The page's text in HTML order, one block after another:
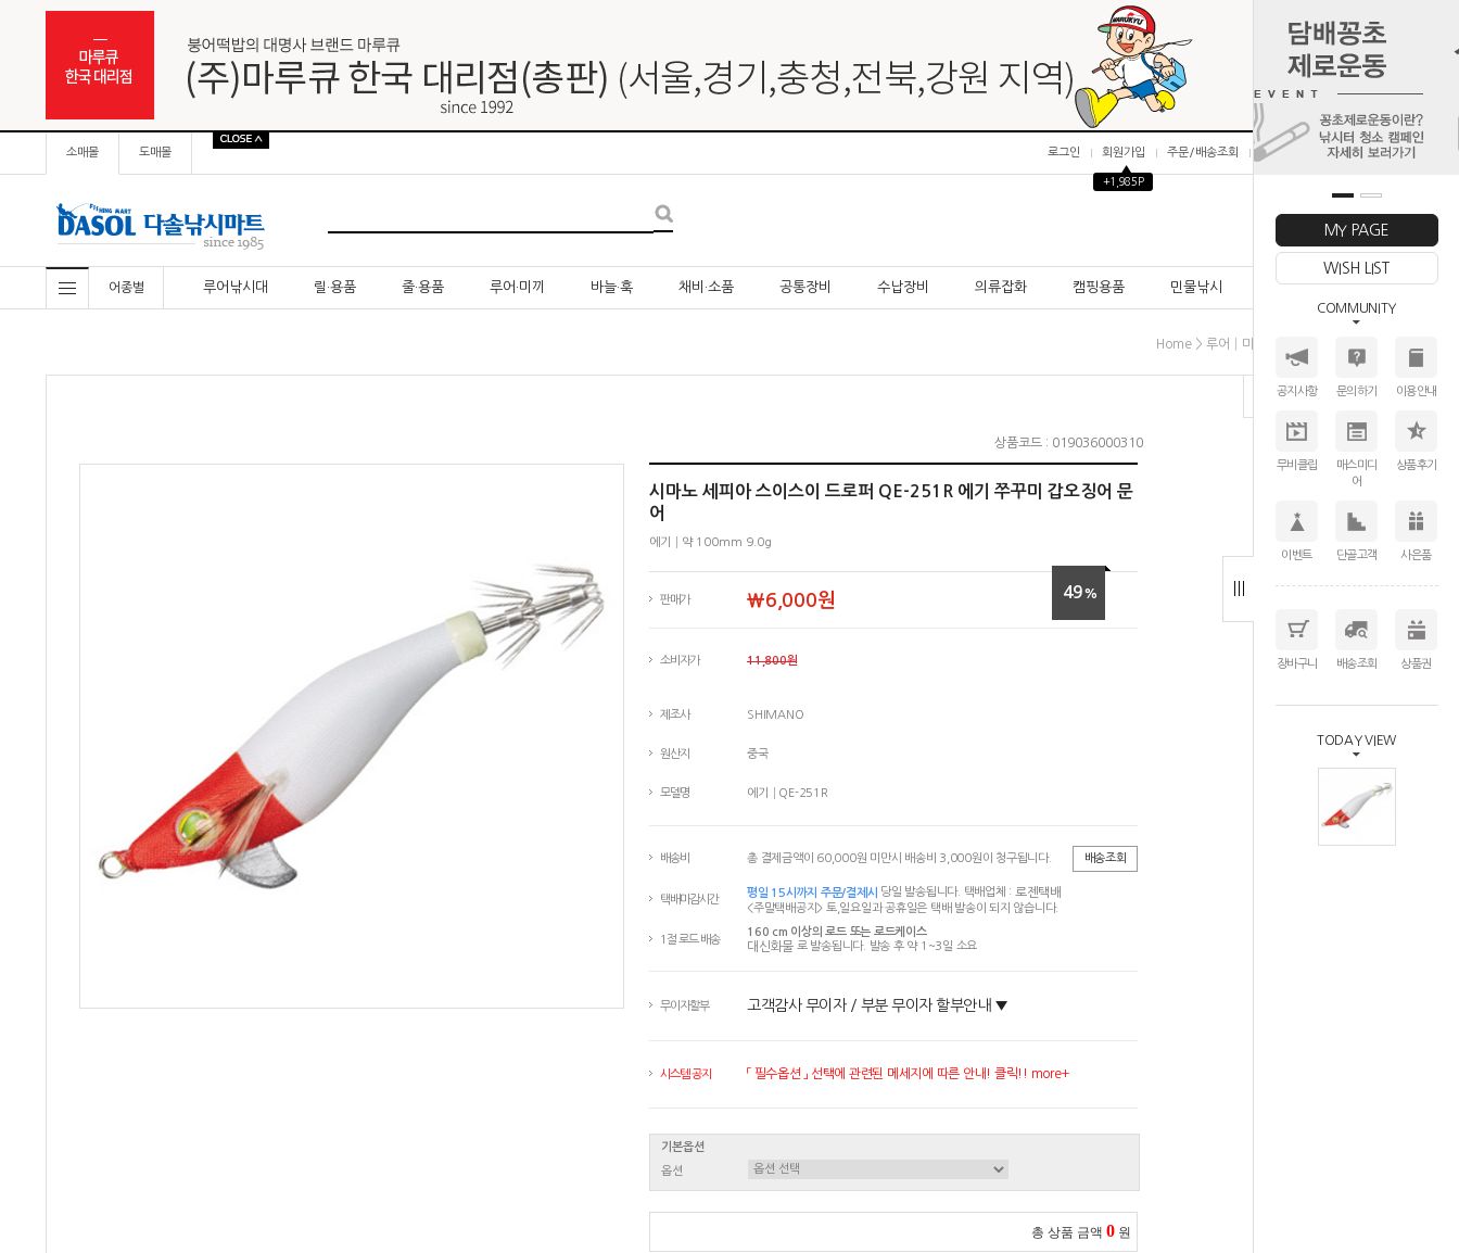
MY PAGE
WISH LIST
COMMUNITY
공지사항 문의하기 이용안내
무비클립
매스미디
어
상품후기
이벤트 단골고객 사은품
장바구니 배송조회 상품권
TODAY VIEW
소매몰 도매몰 로그인 회원가입
▲
+1,985P
주문/배송조회 마이페이지
어종별 루어낚시대 릴·용품 줄·용품 루어·미끼 바늘·훅 채비·소품 공통장비 수납장비 의류잡화 캠핑용품 민물낚시 바다낚시
Home > 루어│미끼
상품코드 : 019036000310
시마노 세피아 스이스이 드로퍼 QE-251R 에기 쭈꾸미 갑오징어 문
어
에기│약 100mm 9.0g
판매가 ￦6,000원 49%
소비자가 11,800원
제조사 SHIMANO
원산지 중국
모델명 에기│QE-251R
배송비 총 결제금액이 60,000원 미만시 배송비 3,000원이 청구됩니다. 배송조회
택배마감시간
평일 15시까지 주문/결제시 당일 발송됩니다. 택배업체 : 로젠택배
<주말택배공지> 토,일요일과 공휴일은 택배 발송이 되지 않습니다.
1절 로드 배송
160 cm 이상의 로드 또는 로드케이스
대신화물 로 발송됩니다. 발송 후 약 1~3일 소요
무이자할부 고객감사 무이자 / 부분 무이자 할부안내 ▼
시스템 공지 「 필수옵션 」 선택에 관련된 메세지에 따른 안내! 클릭!! more+
기본옵션
옵션
총 상품 금액 0 원